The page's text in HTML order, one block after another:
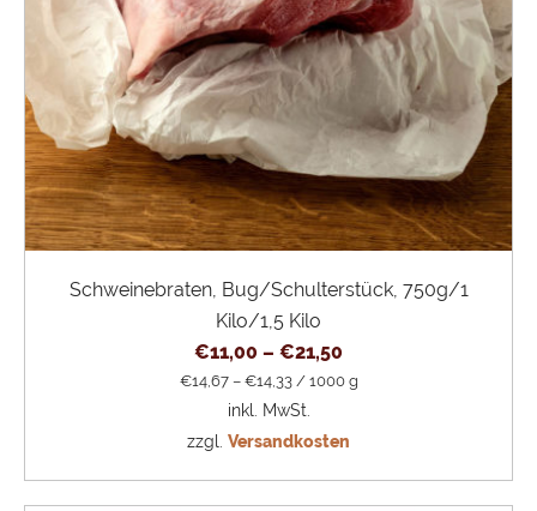
Schweinebraten, Bug/Schulterstück, 750g/1
Kilo/1,5 Kilo
€11,00 – €21,50
€14,67– €14,33/ 1000 g
inkl. MwSt.
zzgl. Versandkosten